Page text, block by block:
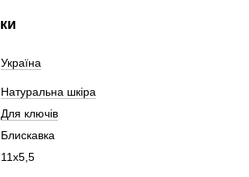
Україна
Натуральна шкіра
Для ключів
Блискавка
11х5,5